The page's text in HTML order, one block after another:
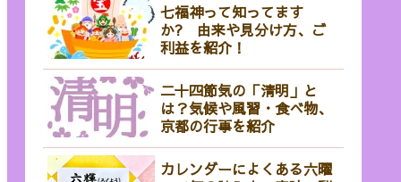
七福神って知ってます
か? 由来や見分け方、ご
利益を紹介！
二十四節気の「清明」と
は？気候や風習・食べ物、
京都の行事を紹介
カレンダーによくある六曜